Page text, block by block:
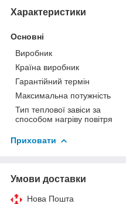
Характеристики
Основні
Виробник
Країна виробник
Гарантійний термін
Максимальна потужність
Тип теплової завіси за
способом нагріву повітря
Приховати
Умови доставки
Нова Пошта